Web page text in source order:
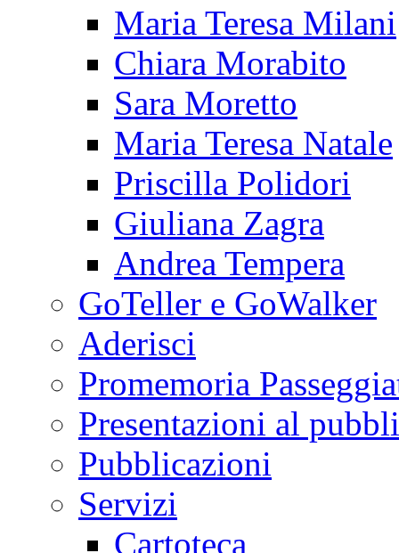
Maria Teresa Milani
Chiara Morabito
Sara Moretto
Maria Teresa Natale
Priscilla Polidori
Giuliana Zagra
Andrea Tempera
GoTeller e GoWalker
Aderisci
Promemoria
Presentazioni al
Pubblicazioni
Servizi
Cartoteca